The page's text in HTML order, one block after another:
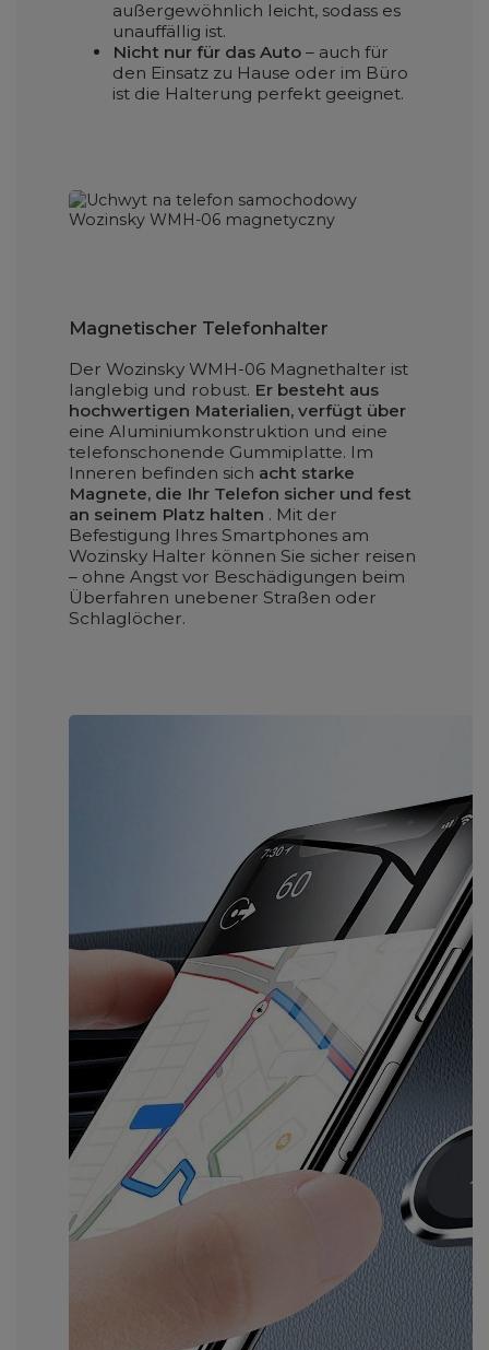
außergewöhnlich leicht, sodass es
unauffällig ist.
Nicht nur für das Auto – auch für
den Einsatz zu Hause oder im Büro
ist die Halterung perfekt geeignet.
Magnetischer Telefonhalter
Der Wozinsky WMH-06 Magnethalter ist
langlebig und robust. Er besteht aus
hochwertigen Materialien, verfügt über
eine Aluminiumkonstruktion und eine
telefonschonende Gummiplatte. Im
Inneren befinden sich acht starke
Magnete, die Ihr Telefon sicher und fest
an seinem Platz halten . Mit der
Befestigung Ihres Smartphones am
Wozinsky Halter können Sie sicher reisen
– ohne Angst vor Beschädigungen beim
Überfahren unebener Straßen oder
Schlaglöcher.